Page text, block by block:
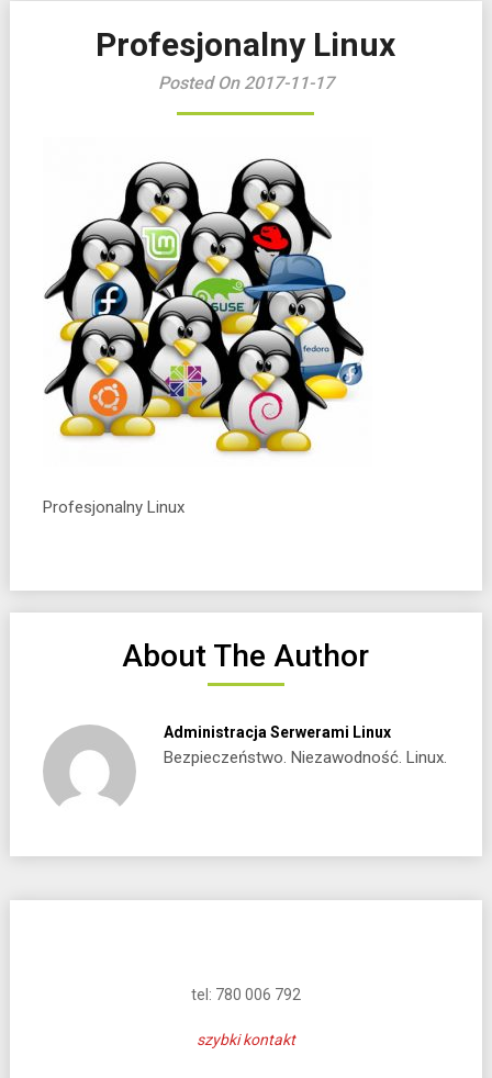
Profesjonalny Linux
Posted On 2017-11-17
Profesjonalny Linux
About The Author
Administracja Serwerami Linux
Bezpieczeństwo. Niezawodność. Linux.
tel: 780 006 792
szybki kontakt